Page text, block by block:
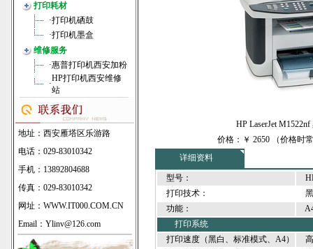
打印耗材
·打印机硒鼓
·打印机墨盒
维修服务
·惠普打印机西安加粉
·
HP打印机西安维修
站
地址：西安雁塔区乐游路
电话：029-83010342
手机：13892804688
传真：029-83010342
网址： WWW.IT000.COM.CN
Email：Ylinv@126.com
HP LaserJet
价格：￥ 2650 （价格时
详细资料
型号：
打印技术：
黑
功能：
打印系统
打印速度（黑白、标准模式、A4）
高